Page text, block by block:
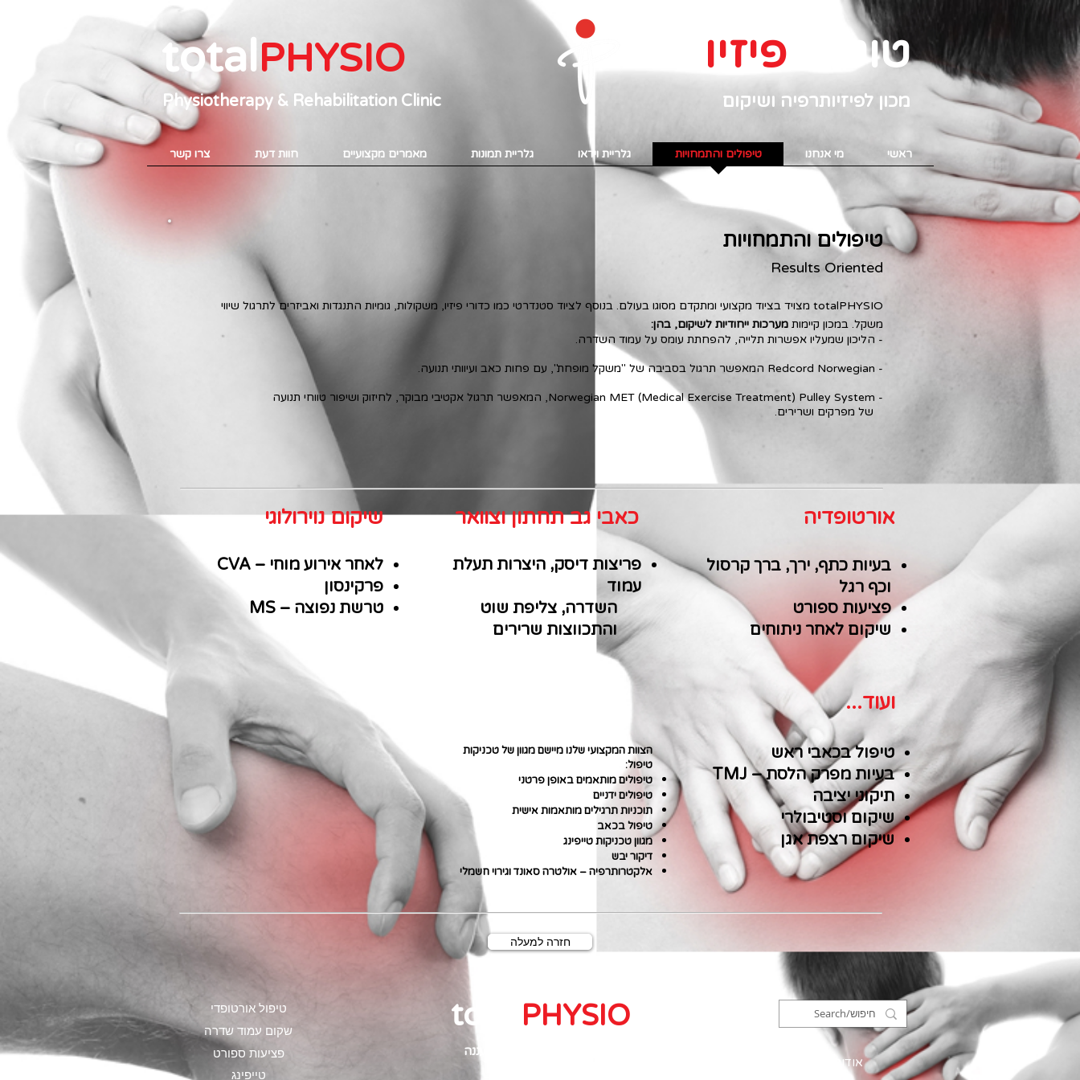
totalPHYSIO
Physiotherapy & Rehabilitation Clinic
טוטאל פיזיו
מכון לפיזיותרפיה ושיקום
צרו קשר חוות דעת מאמרים מקצועיים גלריית תמונות גלריית וידאו טיפולים והתמחויות מי אנחנו ראשי
טיפולים והתמחויות
​Results Oriented
totalPHYSIO מצויד בציוד מקצועי ומתקדם מסוגו בעולם. בנוסף לציוד סטנדרטי כמו כדורי פיזיו, משקולות, גומיות התנגדות ואביזרים לתרגול שיווי
משקל. במכון קיימות מערכות ייחודיות לשיקום, בהן:
- הליכון שמעליו אפשרות תלייה, להפחתת עומס על עמוד השדרה.
- Redcord Norwegian המאפשר תרגול בסביבה של "משקל מופחת", עם פחות כאב ועיוותי תנועה.
- Norwegian MET (Medical Exercise Treatment) Pulley System, המאפשר תרגול אקטיבי מבוקר, לחיזוק ושיפור טווחי תנועה
של מפרקים ושרירים.
שיקום נוירולוגי
לאחר אירוע מוחי – CVA
פרקינסון
טרשת נפוצה – MS
כאבי גב תחתון וצוואר
פריצות דיסק, היצרות תעלת
עמוד
השדרה, צליפת שוט
והתכווצות שרירים
אורטופדיה
בעיות כתף, ירך, ברך קרסול
וכף רגל
פציעות ספורט
שיקום לאחר ניתוחים
ועוד...
הצוות המקצועי שלנו מיישם מגוון של טכניקות
טיפול:
טיפולים מותאמים באופן פרטני
טיפולים ידניים
תוכניות תרגילים מותאמות אישית
טיפול בכאב
מגוון טכניקות טייפינג
דיקור יבש
אלקטרותרפיה – אולטרה סאונד וגירוי חשמלי
טיפול בכאבי ראש
בעיות מפרק הלסת – TMJ
תיקוני יציבה
שיקום וסטיבולרי
שיקום רצפת אגן
חזרה למעלה
טיפול אורטופדי
שקום עמוד שדרה
total PHYSIO
פציעות ספורט
טייפינג
אודותינו